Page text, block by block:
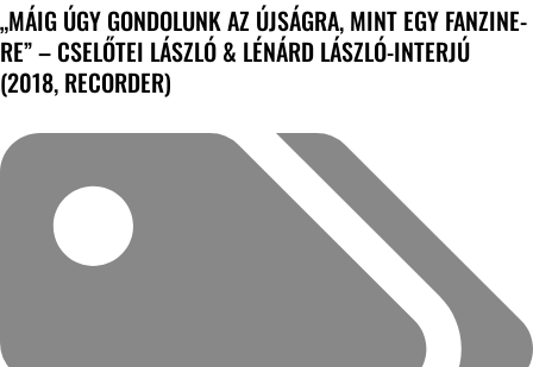
„MÁIG ÚGY GONDOLUNK AZ ÚJSÁGRA, MINT EGY FANZINE-
RE” – CSELŐTEI LÁSZLÓ & LÉNÁRD LÁSZLÓ-INTERJÚ
(2018, RECORDER)